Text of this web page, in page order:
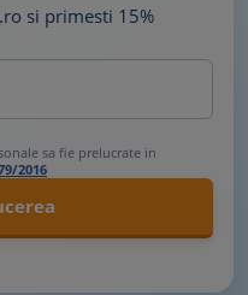
si primesti 15%
sa fie prelucrate in
2016